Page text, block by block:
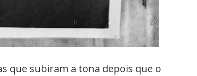
que subiram a tona depois que o